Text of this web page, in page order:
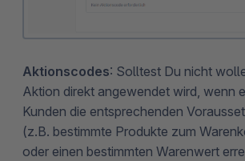
Aktionscodes: Solltest Du nicht
Aktion direkt angewendet wird, wenn
Kunden die entsprechenden
(z.B. bestimmte Produkte zum
oder einen bestimmten Warenwert